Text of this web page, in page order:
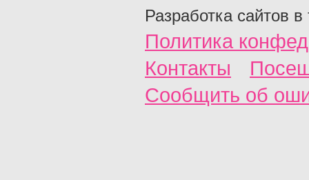
Разработка сайтов в
Политика
Контакты
Сообщить об